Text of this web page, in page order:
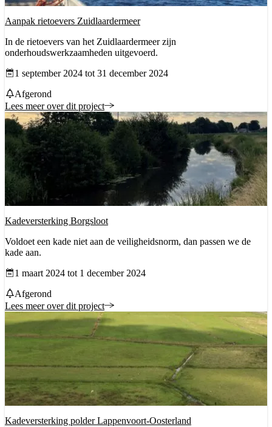
Aanpak rietoevers Zuidlaardermeer
In de rietoevers van het Zuidlaardermeer zijn
onderhoudswerkzaamheden uitgevoerd.
Datum vanaf
1 september 2024 tot 31 december 2024
Status
Afgerond
Lees meer over dit project
Kadeversterking Borgsloot
Voldoet een kade niet aan de veiligheidsnorm, dan passen we de
kade aan.
Datum vanaf
1 maart 2024 tot 1 december 2024
Status
Afgerond
Lees meer over dit project
Kadeversterking polder Lappenvoort-Oosterland